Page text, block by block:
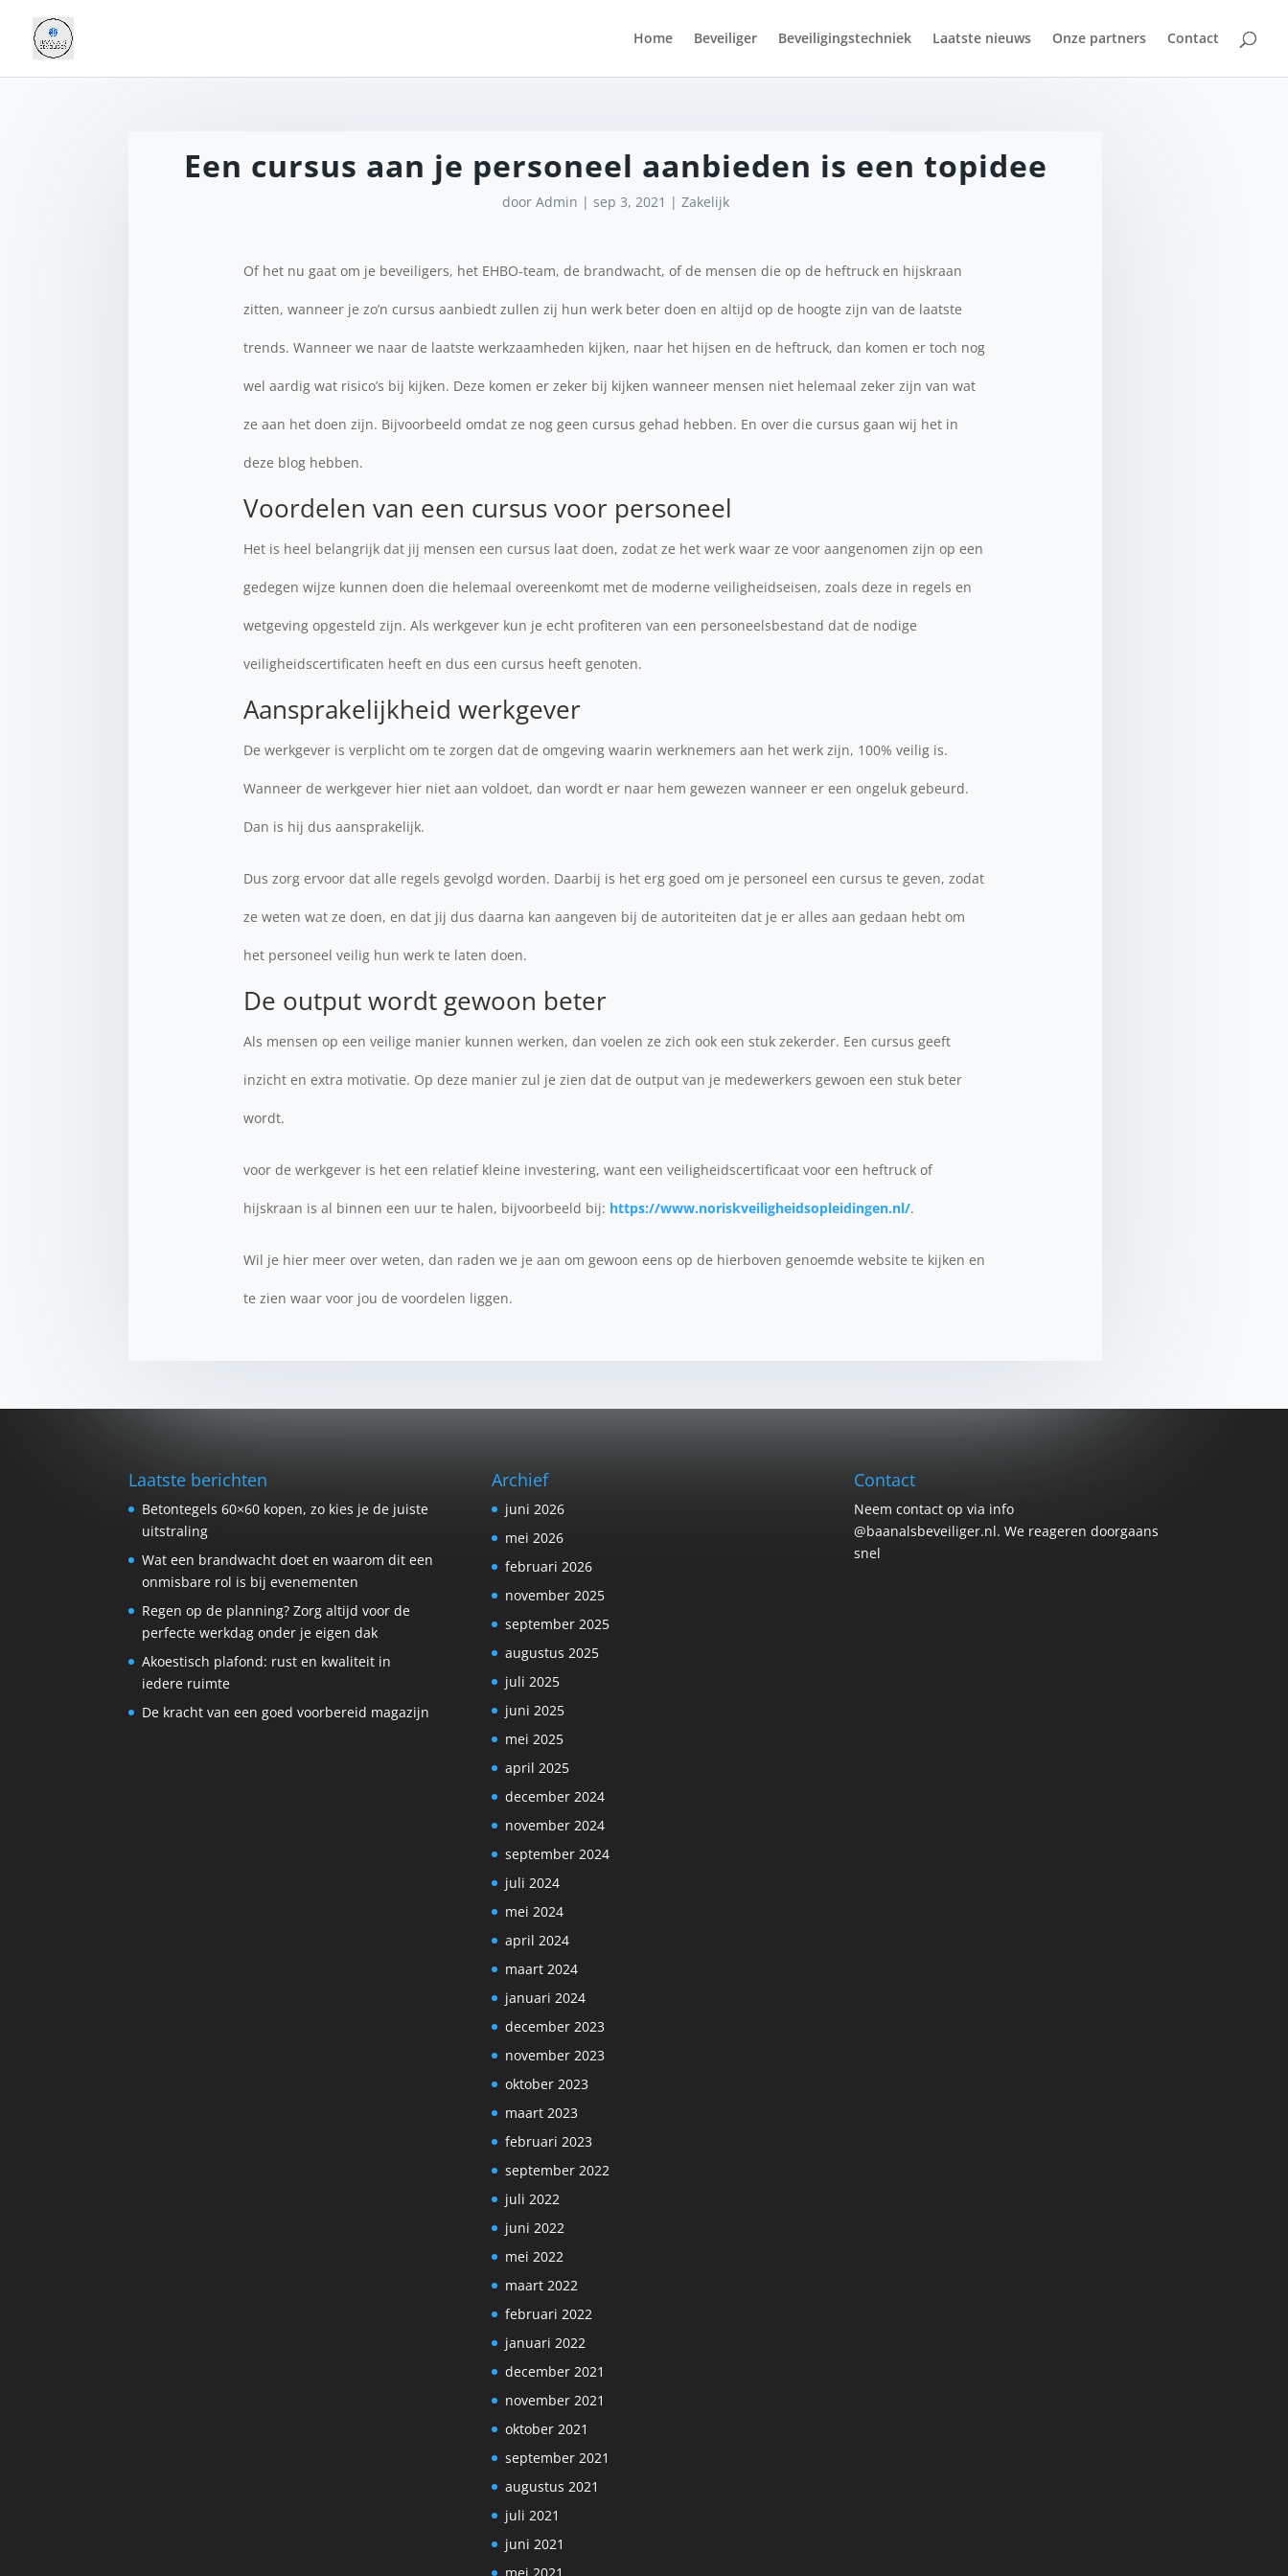
Home Beveiliger Beveiligingstechniek Laatste nieuws Onze partners Contact
Een cursus aan je personeel aanbieden is een topidee
door Admin | sep 3, 2021 | Zakelijk
Of het nu gaat om je beveiligers, het EHBO-team, de brandwacht, of de mensen die op de heftruck en hijskraan
zitten, wanneer je zo’n cursus aanbiedt zullen zij hun werk beter doen en altijd op de hoogte zijn van de laatste
trends. Wanneer we naar de laatste werkzaamheden kijken, naar het hijsen en de heftruck, dan komen er toch nog
wel aardig wat risico’s bij kijken. Deze komen er zeker bij kijken wanneer mensen niet helemaal zeker zijn van wat
ze aan het doen zijn. Bijvoorbeeld omdat ze nog geen cursus gehad hebben. En over die cursus gaan wij het in
deze blog hebben.
Voordelen van een cursus voor personeel
Het is heel belangrijk dat jij mensen een cursus laat doen, zodat ze het werk waar ze voor aangenomen zijn op een
gedegen wijze kunnen doen die helemaal overeenkomt met de moderne veiligheidseisen, zoals deze in regels en
wetgeving opgesteld zijn. Als werkgever kun je echt profiteren van een personeelsbestand dat de nodige
veiligheidscertificaten heeft en dus een cursus heeft genoten.
Aansprakelijkheid werkgever
De werkgever is verplicht om te zorgen dat de omgeving waarin werknemers aan het werk zijn, 100% veilig is.
Wanneer de werkgever hier niet aan voldoet, dan wordt er naar hem gewezen wanneer er een ongeluk gebeurd.
Dan is hij dus aansprakelijk.
Dus zorg ervoor dat alle regels gevolgd worden. Daarbij is het erg goed om je personeel een cursus te geven, zodat
ze weten wat ze doen, en dat jij dus daarna kan aangeven bij de autoriteiten dat je er alles aan gedaan hebt om
het personeel veilig hun werk te laten doen.
De output wordt gewoon beter
Als mensen op een veilige manier kunnen werken, dan voelen ze zich ook een stuk zekerder. Een cursus geeft
inzicht en extra motivatie. Op deze manier zul je zien dat de output van je medewerkers gewoen een stuk beter
wordt.
voor de werkgever is het een relatief kleine investering, want een veiligheidscertificaat voor een heftruck of
hijskraan is al binnen een uur te halen, bijvoorbeeld bij: https://www.noriskveiligheidsopleidingen.nl/.
Wil je hier meer over weten, dan raden we je aan om gewoon eens op de hierboven genoemde website te kijken en
te zien waar voor jou de voordelen liggen.
Laatste berichten
Betontegels 60×60 kopen, zo kies je de juiste
uitstraling
Wat een brandwacht doet en waarom dit een
onmisbare rol is bij evenementen
Regen op de planning? Zorg altijd voor de
perfecte werkdag onder je eigen dak
Akoestisch plafond: rust en kwaliteit in
iedere ruimte
De kracht van een goed voorbereid magazijn
Archief
juni 2026
mei 2026
februari 2026
november 2025
september 2025
augustus 2025
juli 2025
juni 2025
mei 2025
april 2025
december 2024
november 2024
september 2024
juli 2024
mei 2024
april 2024
maart 2024
januari 2024
december 2023
november 2023
oktober 2023
maart 2023
februari 2023
september 2022
juli 2022
juni 2022
mei 2022
maart 2022
februari 2022
januari 2022
december 2021
november 2021
oktober 2021
september 2021
augustus 2021
juli 2021
juni 2021
mei 2021
Contact
Neem contact op via info
@baanalsbeveiliger.nl. We reageren doorgaans
snel